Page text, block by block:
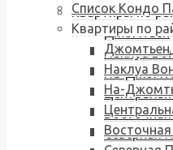
Квартиры по
Джомтьен
Наклуа
На-
Северная
Список Кондо
Квартиры по
Джомтьен
Наклуа
На-